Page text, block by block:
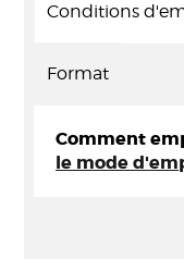
Conditions
Format
Comment
le mode